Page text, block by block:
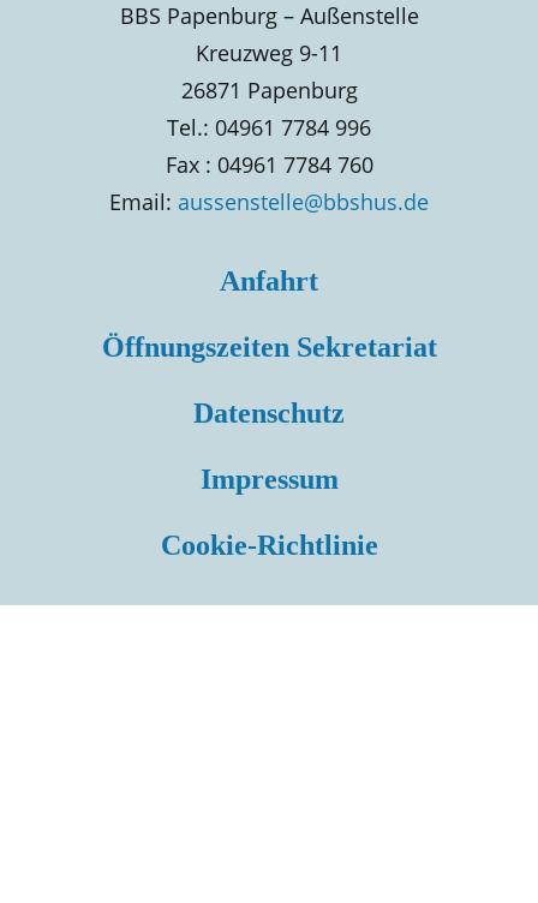
BBS Papenburg – Außenstelle
Kreuzweg 9-11
26871 Papenburg
Tel.: 04961 7784 996
Fax : 04961 7784 760
Email: aussenstelle@bbshus.de
Anfahrt
Öffnungszeiten Sekretariat
Datenschutz
Impressum
Cookie-Richtlinie